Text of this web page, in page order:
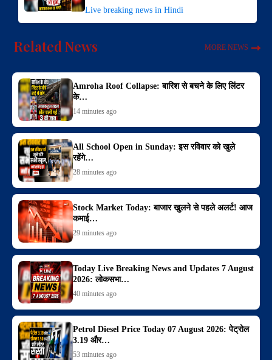
Live breaking news in Hindi
Related News MORE NEWS
Amroha Roof Collapse: बारिश से बचने के लिए लिंटर
के…
14 minutes ago
All School Open in Sunday: इस रविवार को खुले
रहेंगे…
28 minutes ago
Stock Market Today: बाजार खुलने से पहले अलर्ट! आज
कमाई…
29 minutes ago
Today Live Breaking News and Updates 7 August
2026: लोकसभा…
40 minutes ago
Petrol Diesel Price Today 07 August 2026: पेट्रोल
3.19 और…
53 minutes ago